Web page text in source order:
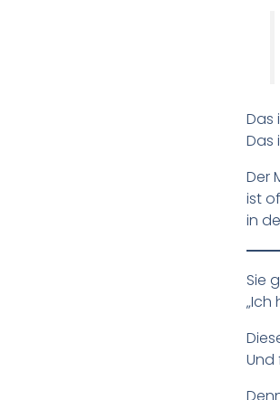
Das
Das
Der
ist
in
Sie
„Ich
Und